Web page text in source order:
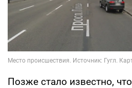
Позже стало известно,